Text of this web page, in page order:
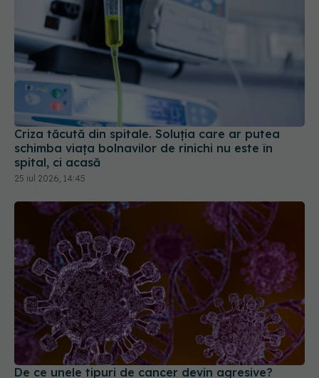
Criza tăcută din spitale. Soluția care ar putea
schimba viața bolnavilor de rinichi nu este în
spital, ci acasă
25 iul 2026, 14:45
De ce unele tipuri de cancer devin agresive?
Cercetătorii au descoperit o cauză ascunsă
04 iun 2026, 17:44